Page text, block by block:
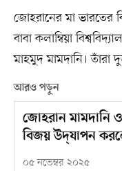
জোহরানের মা ভারতের
বাবা কলাম্বিয়া
মাহমুদ মামদানি। তাঁরা
আরও পড়ুন
জোহরান মামদানি
বিজয় উদ্‌যাপন
০৫ নভেম্বর ২০২৫